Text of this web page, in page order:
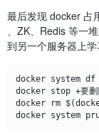
最后发现 docker 占
、ZK、Redis 等一
到另一个服务器上学
docker system df
docker stop +要删
docker rm